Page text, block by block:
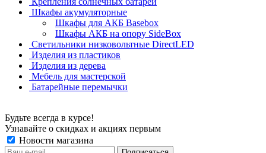
Шкафы акумуляторные
Шкафы для АКБ Basebox
Шкафы АКБ на опору SideBox
Светильники низковольтные DirectLED
Изделия из пластиков
Изделия из дерева
Мебель для мастерской
Батарейные перемычки
Будьте всегда в курсе!
Узнавайте о скидках и акциях первым
Новости магазина